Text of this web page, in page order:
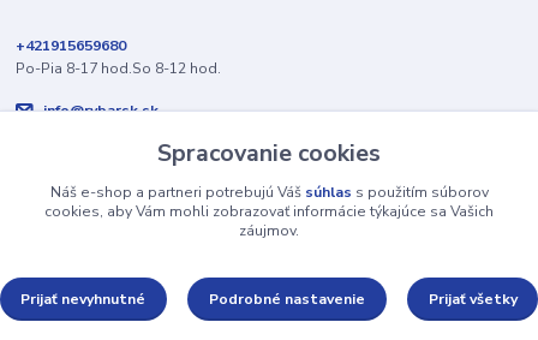
+421915659680
Po-Pia 8-17 hod.So 8-12 hod.
info@rybarsk.sk
Upravit sběr cookies.
Spracovanie cookies
Náš e-shop a partneri potrebujú Váš súhlas s použitím súborov
cookies, aby Vám mohli zobrazovať informácie týkajúce sa Vašich
záujmov.
Prijať nevyhnutné Podrobné nastavenie Prijať všetky